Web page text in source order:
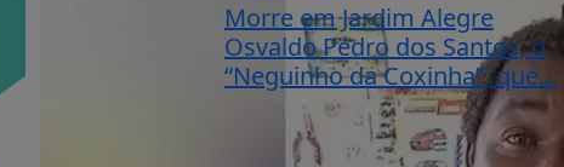
Morre em Jardim Alegre
Osvaldo Pedro dos Santos, o
“Neguinho da Coxinha”, que...